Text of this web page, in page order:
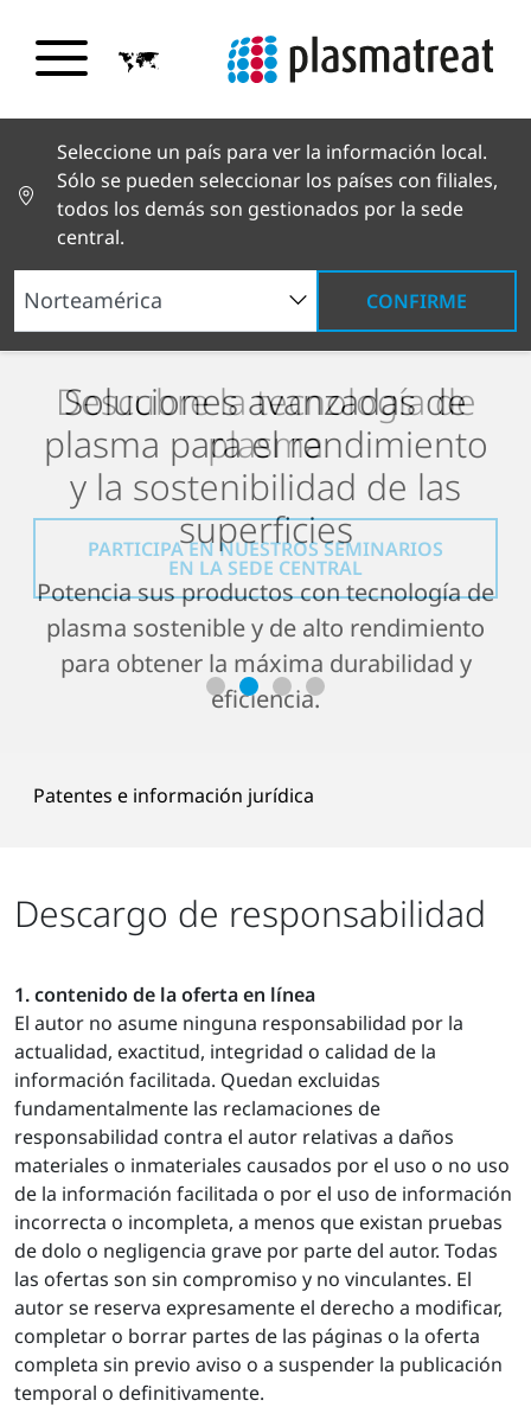
Seleccione un país para ver la información local.
Sólo se pueden seleccionar los países con filiales,
todos los demás son gestionados por la sede
central.
CONFIRME
Descubre la tecnología de
plasma
PARTICIPA EN NUESTROSSEMINARIOS
EN LA SEDE CENTRAL
Soluciones avanzadas de
plasma para el rendimiento
y la sostenibilidad de las
superficies
Potencia sus productos con tecnología de
plasma sostenible y de alto rendimiento
para obtener la máxima durabilidad y
eficiencia.
Descubre cómo Linamar
utiliza PlasmaPlus® para
garantizar una protección
fiable contra la corrosión de
las carcasas de las baterías
LEER LA CASO DE ÉXITO EN INGLÉS
¿Cómo contribuye Openair-
Plasma a la producción de
pelotas de golf inteligentes
en Chip-ing AG?
DESCUBRE MÁS SOBRE EL RETO Y LA
SOLUCIÓN
Patentes e información jurídica
Descargo de responsabilidad
1. contenido de la oferta en línea
El autor no asume ninguna responsabilidad por la
actualidad, exactitud, integridad o calidad de la
información facilitada. Quedan excluidas
fundamentalmente las reclamaciones de
responsabilidad contra el autor relativas a daños
materiales o inmateriales causados por el uso o no uso
de la información facilitada o por el uso de información
incorrecta o incompleta, a menos que existan pruebas
de dolo o negligencia grave por parte del autor. Todas
las ofertas son sin compromiso y no vinculantes. El
autor se reserva expresamente el derecho a modificar,
completar o borrar partes de las páginas o la oferta
completa sin previo aviso o a suspender la publicación
temporal o definitivamente.